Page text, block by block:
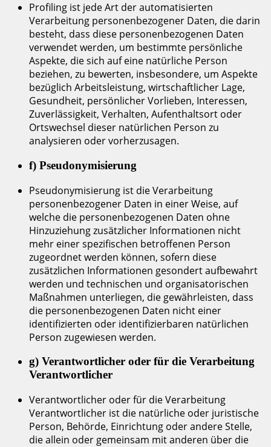
Profiling ist jede Art der automatisierten
Verarbeitung personenbezogener Daten, die darin
besteht, dass diese personenbezogenen Daten
verwendet werden, um bestimmte persönliche
Aspekte, die sich auf eine natürliche Person
beziehen, zu bewerten, insbesondere, um Aspekte
bezüglich Arbeitsleistung, wirtschaftlicher Lage,
Gesundheit, persönlicher Vorlieben, Interessen,
Zuverlässigkeit, Verhalten, Aufenthaltsort oder
Ortswechsel dieser natürlichen Person zu
analysieren oder vorherzusagen.
f) Pseudonymisierung
Pseudonymisierung ist die Verarbeitung
personenbezogener Daten in einer Weise, auf
welche die personenbezogenen Daten ohne
Hinzuziehung zusätzlicher Informationen nicht
mehr einer spezifischen betroffenen Person
zugeordnet werden können, sofern diese
zusätzlichen Informationen gesondert aufbewahrt
werden und technischen und organisatorischen
Maßnahmen unterliegen, die gewährleisten, dass
die personenbezogenen Daten nicht einer
identifizierten oder identifizierbaren natürlichen
Person zugewiesen werden.
g) Verantwortlicher oder für die Verarbeitung
Verantwortlicher
Verantwortlicher oder für die Verarbeitung
Verantwortlicher ist die natürliche oder juristische
Person, Behörde, Einrichtung oder andere Stelle,
die allein oder gemeinsam mit anderen über die